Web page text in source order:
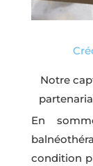
Notre
En
condition